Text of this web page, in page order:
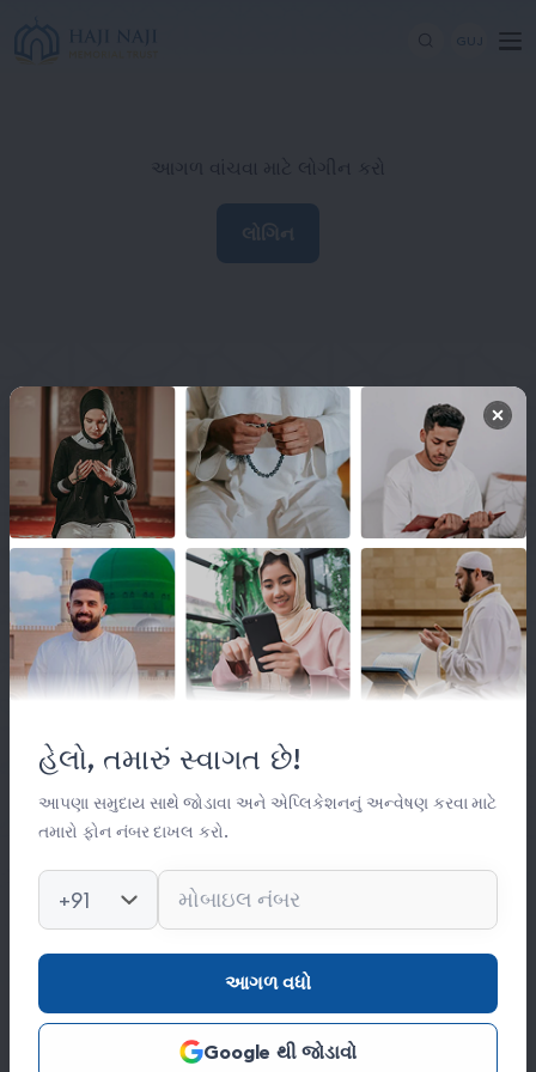
GUJ
લોગિન
Haji Naji Memorial Trust
લિંક્સ
સંસ્થા વિષે
સંપર્ક
કિતાબ લાઈબ્રેરી
ફોટો ગેલેરી
સંપર્ક
0278 251 0056
hajinajitrust@gmail.com
હેલો, તમારું સ્વાગત છે!
આપણા સમુદાય સાથે જોડાવા અને એપ્લિકેશનનું અન્વેષણ કરવા માટે
તમારો ફોન નંબર દાખલ કરો.
+91
આગળ વધો
Google થી જોડાવો